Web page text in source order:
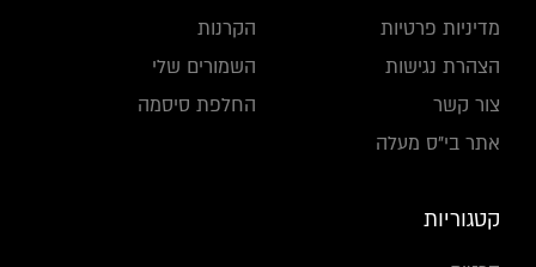
מדיניות פרטיות
הצהרת נגישות
צור קשר
אתר בי"ס מעלה
הקרנות
השמורים שלי
החלפת סיסמה
קטגוריות